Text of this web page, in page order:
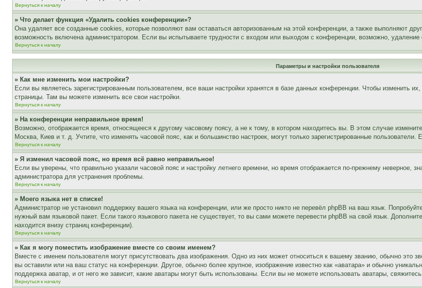
Вернуться к началу
» Что делает функция «Удалить cookies конференции»?
Она удаляет все созданные cookies, которые позволяют вам оставаться авторизованным на этой конференции, а также выполняют
возможность включена администратором. Если вы испытываете трудности с входом или выходом с конференции, возможно, удаление
Вернуться к началу
Параметры и настройки пользователя
» Как мне изменить мои настройки?
Если вы являетесь зарегистрированным пользователем, все ваши настройки хранятся в базе данных конференции. Чтобы изменить
страницы. Там вы можете изменить все свои настройки.
Вернуться к началу
» На конференции неправильное время!
Возможно, отображается время, относящееся к другому часовому поясу, а не к тому, в котором находитесь вы. В этом случае
Москва, Киев и т. д. Учтите, что изменять часовой пояс, как и большинство настроек, могут только зарегистрированные
Вернуться к началу
» Я изменил часовой пояс, но время всё равно неправильное!
Если вы уверены, что правильно указали часовой пояс и настройку летнего времени, но время отображается по-прежнему неверное,
администратора для устранения проблемы.
Вернуться к началу
» Моего языка нет в списке!
Администратор не установил поддержку вашего языка на конференции, или же просто никто не перевёл phpBB на ваш язык.
нужный вам языковой пакет. Если такого языкового пакета не существует, то вы сами можете перевести phpBB на свой язык.
находится внизу страниц конференции).
Вернуться к началу
» Как я могу поместить изображение вместе со своим именем?
Вместе с именем пользователя могут присутствовать два изображения. Одно из них может относиться к вашему званию, обычно это
вы оставили или на ваш статус на конференции. Другое, обычно более крупное, изображение известно как «аватара» и обычно
поддержка аватар, и от него же зависит, какие аватары могут быть использованы. Если вы не можете использовать аватары,
Вернуться к началу